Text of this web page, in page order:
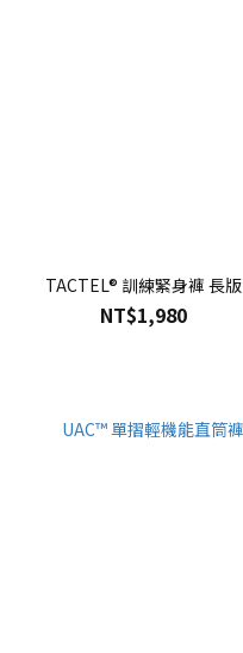
TACTEL® 訓練緊身褲 長版
NT$1,980